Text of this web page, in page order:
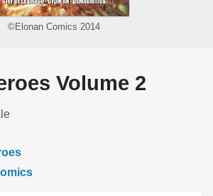
©Elonan Comics 2014
Volume 2